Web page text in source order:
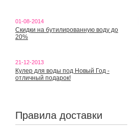
01-08-2014
Скидки на бутилированную воду до
20%
21-12-2013
Кулер для воды под Новый Год -
отличный подарок!
Правила доставки